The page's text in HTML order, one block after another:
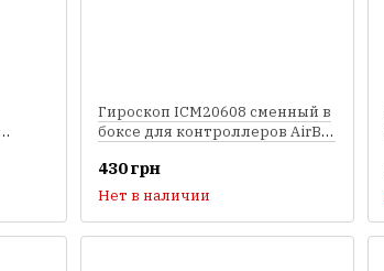
Гироскоп ICM20608 сменный в
боксе для контроллеров AirBot
430 грн
Нет в наличии